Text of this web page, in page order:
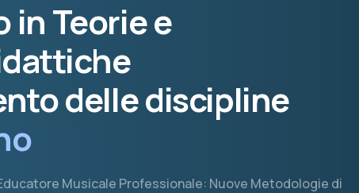
in Teorie e
delle discipline
Musicale Professionale: Nuove Metodologie di